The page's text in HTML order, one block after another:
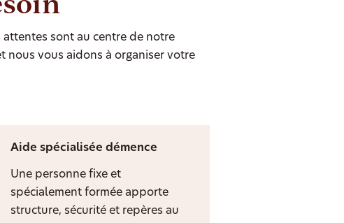
attentes sont au centre de notre
nous vous aidons à organiser votre
Aide spécialisée démence
Une personne fixe et
spécialement formée apporte
structure, sécurité et repères au